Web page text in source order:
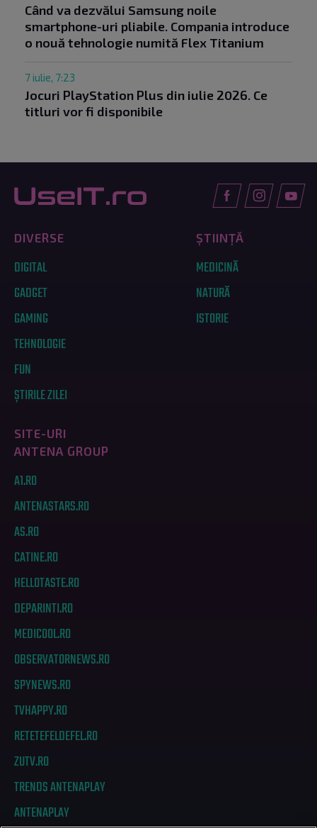
Când va dezvălui Samsung noile
smartphone-uri pliabile. Compania introduce
o nouă tehnologie numită Flex Titanium
7 iulie, 7:23
Jocuri PlayStation Plus din iulie 2026. Ce
titluri vor fi disponibile
DIVERSE
DIGITAL
GADGET
GAMING
TEHNOLOGIE
FUN
ȘTIRILE ZILEI
ȘTIINȚĂ
MEDICINĂ
NATURĂ
ISTORIE
SITE-URI
ANTENA GROUP
A1.RO
ANTENASTARS.RO
AS.RO
CATINE.RO
HELLOTASTE.RO
DEPARINTI.RO
MEDICOOL.RO
OBSERVATORNEWS.RO
SPYNEWS.RO
TVHAPPY.RO
RETETEFELDEFEL.RO
ZUTV.RO
TRENDS ANTENAPLAY
ANTENAPLAY